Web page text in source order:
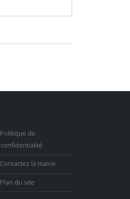
Politique de
confidentialité
Contactez la mairie
Plan du site